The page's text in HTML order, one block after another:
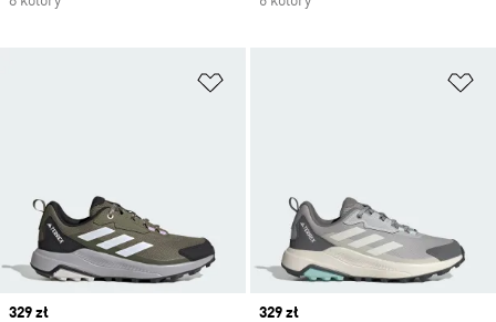
Price
329 zł
Price
329 zł